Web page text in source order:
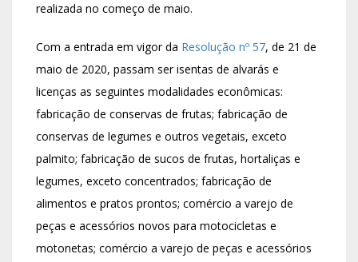
realizada no começo de maio.
Com a entrada em vigor da Resolução nº 57, de 21 de
maio de 2020, passam ser isentas de alvarás e
licenças as seguintes modalidades econômicas:
fabricação de conservas de frutas; fabricação de
conservas de legumes e outros vegetais, exceto
palmito; fabricação de sucos de frutas, hortaliças e
legumes, exceto concentrados; fabricação de
alimentos e pratos prontos; comércio a varejo de
peças e acessórios novos para motocicletas e
motonetas; comércio a varejo de peças e acessórios